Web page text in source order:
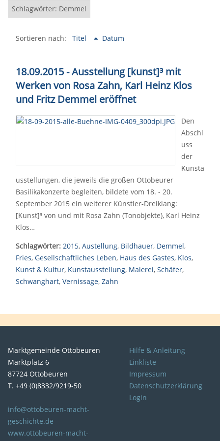
Schlagwörter: Demmel
Sortieren nach: Titel Datum
18.09.2015 - Ausstellung [kunst]³ mit
Werken von Rosa Zahn, Karl Heinz Klos
und Fritz Demmel eröffnet
Den
Abschl
uss
der
Kunsta
usstellungen, die jeweils die großen Ottobeurer
Basilikakonzerte begleiten, bildete vom 18. - 20.
September 2015 ein weiterer Künstler-Dreiklang:
[Kunst]³ von und mit Rosa Zahn (Tonobjekte), Karl Heinz
Klos…
Schlagwörter: 2015, Austellung, Bildhauer, Demmel,
Fries, Gesellschaftliches Leben, Haus des Gastes, Klos,
Kunst & Kultur, Kunstausstellung, Malerei, Schäfer,
Schwanghart, Vernissage, Zahn
Marktgemeinde Ottobeuren
Marktplatz 6
87724 Ottobeuren
T. +49 (0)8332/9219-50
info@ottobeuren-macht-
geschichte.de
www.ottobeuren-macht-
Hilfe & Anleitung
Linkliste
Impressum
Datenschutzerklärung
Login